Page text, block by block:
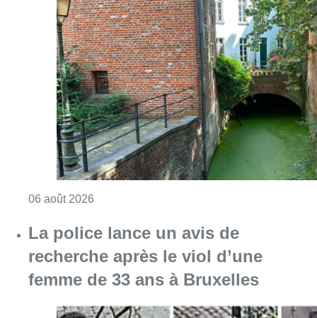
06 août 2026
La police lance un avis de
recherche après le viol d’une
femme de 33 ans à Bruxelles